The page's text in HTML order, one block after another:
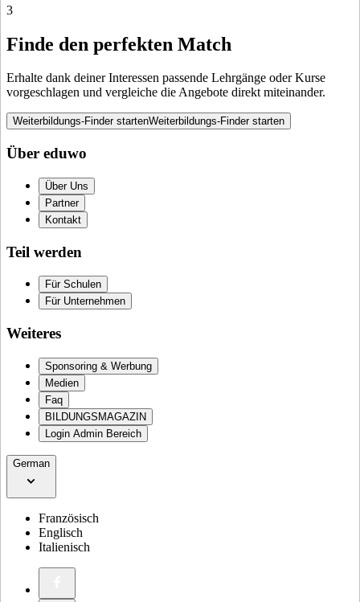
3
Finde den perfekten Match
Erhalte dank deiner Interessen passende Lehrgänge oder Kurse
vorgeschlagen und vergleiche die Angebote direkt miteinander.
Weiterbildungs-Finder startenWeiterbildungs-Finder starten
Über eduwo
Über Uns
Partner
Kontakt
Teil werden
Für Schulen
Für Unternehmen
Weiteres
Sponsoring & Werbung
Medien
Faq
BILDUNGSMAGAZIN
Login Admin Bereich
German
Französisch
Englisch
Italienisch